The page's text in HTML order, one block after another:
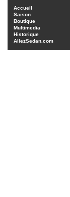
Accueil
Saison
Boutique
Multimedia
Historique
AllezSedan.com